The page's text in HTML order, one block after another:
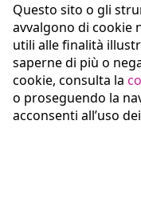
Questo sito o gli
avvalgono di cookie
utili alle finalità
saperne di più o
cookie, consulta la
o proseguendo la
acconsenti all’uso